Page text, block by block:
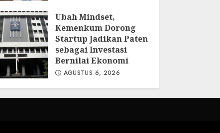
Ubah Mindset,
Kemenkum Dorong
Startup Jadikan Paten
sebagai Investasi
Bernilai Ekonomi
AGUSTUS 6, 2026